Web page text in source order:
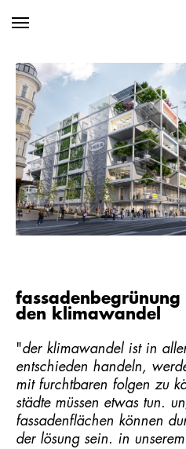
Hauptinhalt
den klimawandel
"der klimawandel ist in
entschieden handeln,
mit furchtbaren folgen zu
städte müssen etwas tun.
fassadenflächen können
der lösung sein. in